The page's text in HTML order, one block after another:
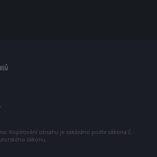
Kopírování obsahu je zakázáno podle zákona č.
zákonu.